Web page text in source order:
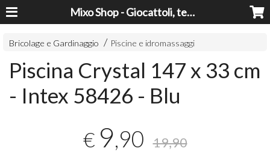
Mixo Shop - Giocattoli, tecnologia, casa e giardino a prezzi super!
Bricolage e Gardinaggio Piscine e idromassaggi
Piscina Crystal 147 x 33 cm
- Intex 58426 - Blu
€ 9,90 19,90